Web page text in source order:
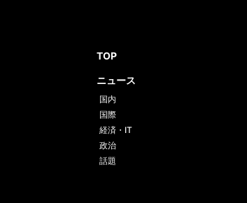
TOP
ニュース
国内
国際
経済・IT
政治
話題